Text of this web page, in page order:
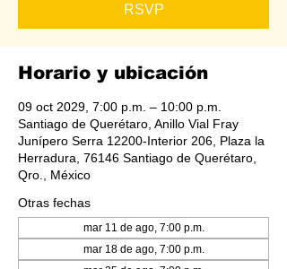
RSVP
Horario y ubicación
09 oct 2029, 7:00 p.m. – 10:00 p.m.
Santiago de Querétaro, Anillo Vial Fray
Junípero Serra 12200-Interior 206, Plaza la
Herradura, 76146 Santiago de Querétaro,
Qro., México
Otras fechas
mar 11 de ago, 7:00 p.m.
mar 18 de ago, 7:00 p.m.